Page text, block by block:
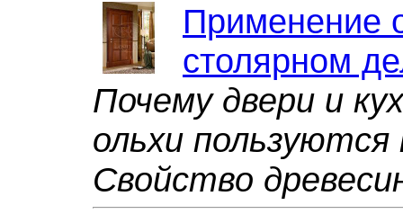
Применение
столярном
Почему двери и
ольхи
Свойство